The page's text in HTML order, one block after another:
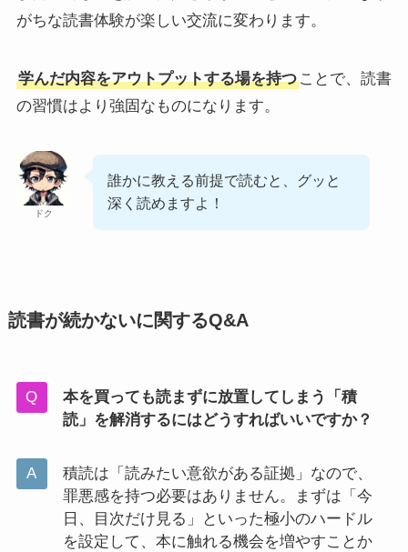
がちな読書体験が楽しい交流に変わります。
学んだ内容をアウトプットする場を持つことで、読書
の習慣はより強固なものになります。
ドク
誰かに教える前提で読むと、グッと
深く読めますよ！
読書が続かないに関するQ&A
本を買っても読まずに放置してしまう「積
読」を解消するにはどうすればいいですか？
積読は「読みたい意欲がある証拠」なので、
罪悪感を持つ必要はありません。まずは「今
日、目次だけ見る」といった極小のハードル
を設定して、本に触れる機会を増やすことか